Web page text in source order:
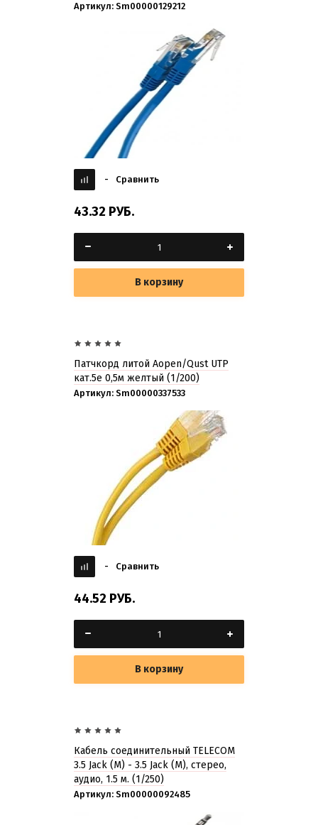
Артикул: Sm00000129212
- Сравнить
43.32 РУБ.
В корзину
Патчкорд литой Aopen/Qust UTP
кат.5е 0,5м желтый (1/200)
Артикул: Sm00000337533
- Сравнить
44.52 РУБ.
В корзину
Кабель соединительный TELECOM
3.5 Jack (M) - 3.5 Jack (M), стерео,
аудио, 1.5 м. (1/250)
Артикул: Sm00000092485